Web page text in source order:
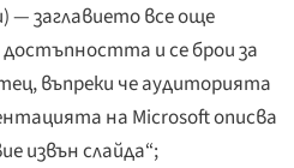
заглавието все още
и се брои за
въпреки че аудиторията
на Microsoft описва
извън слайда“;